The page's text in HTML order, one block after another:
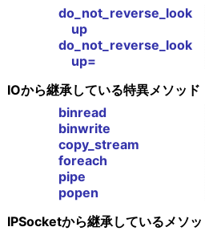
do_not_reverse_look
up
do_not_reverse_look
up=
IOから継承している特異メソッド
binread
binwrite
copy_stream
foreach
pipe
popen
IPSocketから継承しているメソッ